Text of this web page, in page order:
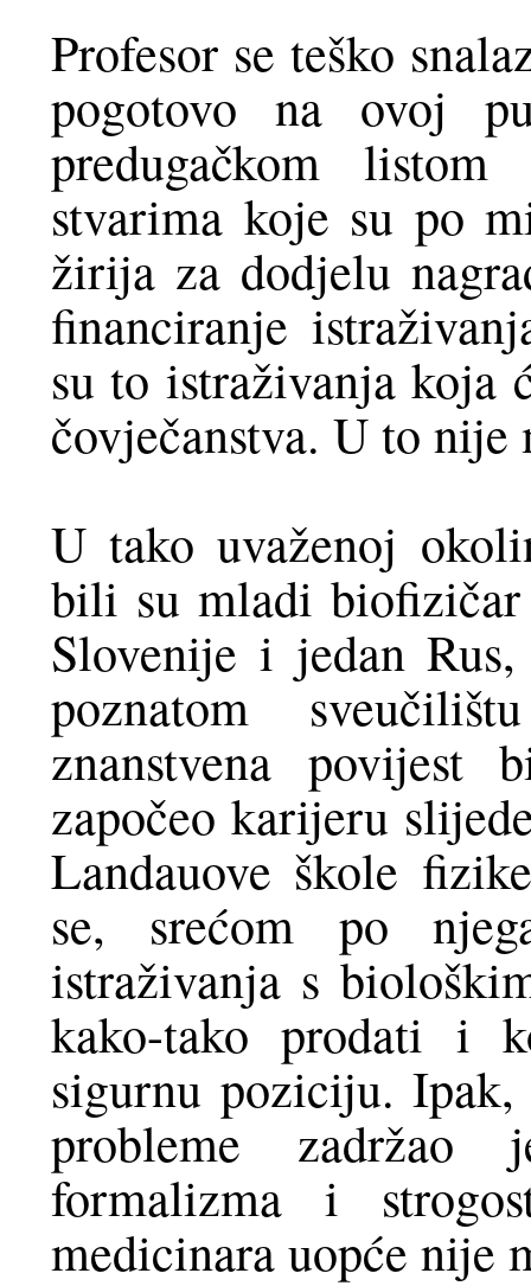
Profesor se teško
pogotovo na ovoj
predugačkom
stvarima koje su po
žirija za dodjelu
financiranje
su to istraživanja koja
čovječanstva. U to
U tako uvaženoj
bili su mladi biofizičar
Slovenije i jedan
poznatom
znanstvena
započeo karijeru
Landauove škole
se, srećom po
istraživanja s
kako-tako prodati i
sigurnu poziciju.
probleme zadržao
formalizma i
medicinara uopće